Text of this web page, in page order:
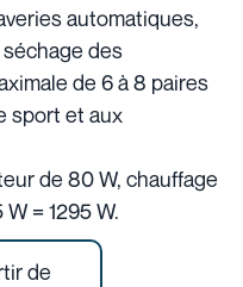
automatiques,
des
de 6 à 8 paires
sport et aux
de 80 W, chauffage
= 1295 W.
de